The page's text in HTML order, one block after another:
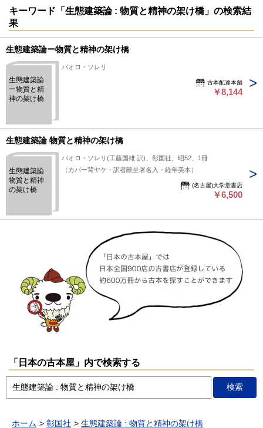
キーワード「生態建築論 : 物質と精神の架け橋」の検索結
果
生態建築論ー物質と精神の架け橋
生態建築論
ー物質と精
神の架け橋
パオロ・ソレリ
古本配達本舗
￥8,144
生態建築論 物質と精神の架け橋
生態建築論
物質と精神
の架け橋
パオロ・ソレリ(工藤国雄 訳)、彰国社、昭52、1冊
（カバー背ヤケ・訳者献呈署名入・経年美本）
(名古屋)大学堂書店
￥6,500
「日本の古本屋」内で検索する
ホーム 彰国社 生態建築論 : 物質と精神の架け橋